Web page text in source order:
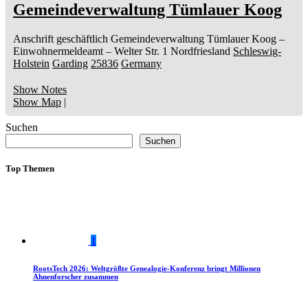
Gemeindeverwaltung Tümlauer Koog
Anschrift geschäftlich Gemeindeverwaltung Tümlauer Koog –
Einwohnermeldeamt – Welter Str. 1 Nordfriesland Schleswig-
Holstein Garding 25836 Germany
Show Notes
Show Map |
Suchen
Suchen
Top Themen
1
RootsTech 2026: Weltgrößte Genealogie-Konferenz bringt Millionen
Ahnenforscher zusammen